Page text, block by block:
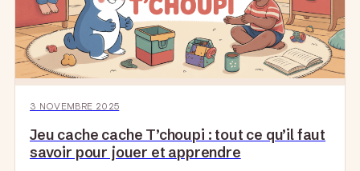
Jeu cache cache T’choupi : tout ce qu’il faut
savoir pour jouer et apprendre
3 NOVEMBRE 2025